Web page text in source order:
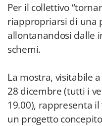
Per il collettivo
riappropriarsi di una
allontanandosi dalle
schemi.
La mostra, visitabile
28 dicembre (tutti i
19.00), rappresenta il
un progetto